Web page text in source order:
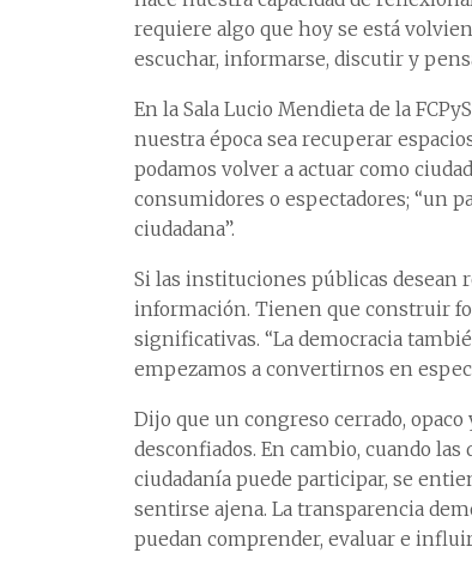
requiere algo que hoy se está
escuchar, informarse, discutir y
En la Sala Lucio Mendieta de la
nuestra época sea recuperar
podamos volver a actuar como
consumidores o espectadores; “un
ciudadana”.
Si las instituciones públicas desean
información. Tienen que construir
significativas. “La democracia
empezamos a convertirnos en
Dijo que un congreso cerrado,
desconfiados. En cambio, cuando
ciudadanía puede participar, se
sentirse ajena. La transparencia
puedan comprender, evaluar e